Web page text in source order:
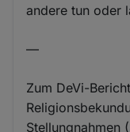
andere tun oder
—
Zum DeVi-
Stellungnahmen